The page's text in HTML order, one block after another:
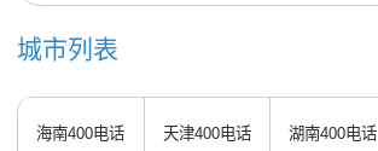
城市列表
海南400电话 天津400电话 湖南400电话